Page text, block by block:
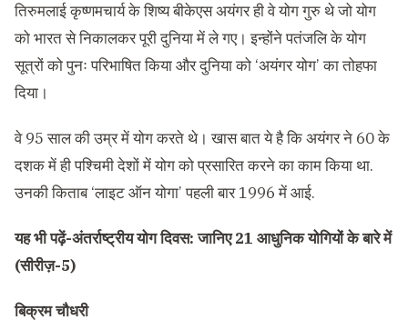
तिरुमलाई कृष्णमचार्य के शिष्य बीकेएस अयंगर ही वे योग गुरु थे जो योग
को भारत से निकालकर पूरी दुनिया में ले गए। इन्होंने पतंजलि के योग
सूत्रों को पुनः परिभाषित किया और दुनिया को ‘अयंगर योग’ का तोहफा
दिया।
वे 95 साल की उम्र में योग करते थे। खास बात ये है कि अयंगर ने 60 के
दशक में ही पश्चिमी देशों में योग को प्रसारित करने का काम किया था.
उनकी किताब ‘लाइट ऑन योगा’ पहली बार 1996 में आई.
यह भी पढ़ें-अंतर्राष्ट्रीय योग दिवस: जानिए 21 आधुनिक योगियों के बारे में
(सीरीज़-5)
बिक्रम चौधरी